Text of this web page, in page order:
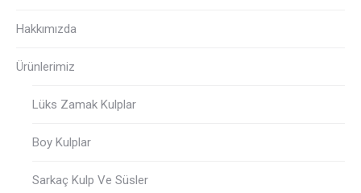
Hakkımızda
Ürünlerimiz
Lüks Zamak Kulplar
Boy Kulplar
Sarkaç Kulp Ve Süsler